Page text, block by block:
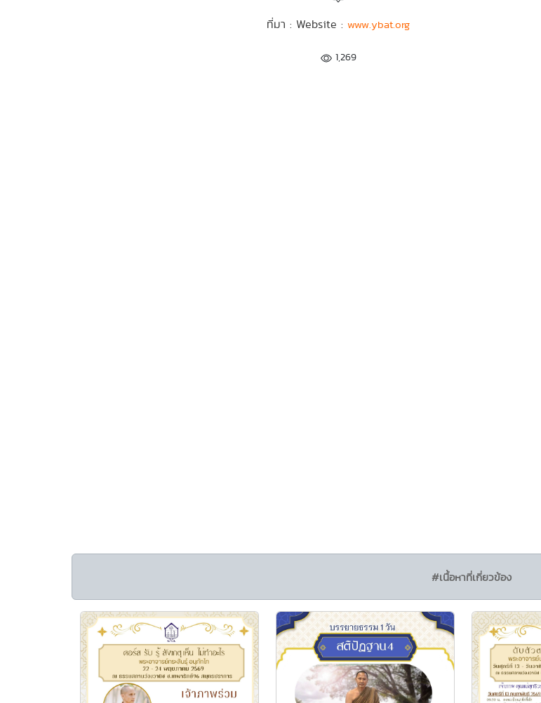
ที่มา : Website : www.ybat.org
1,269
#เนื้อหาที่เกี่ยวข้อง